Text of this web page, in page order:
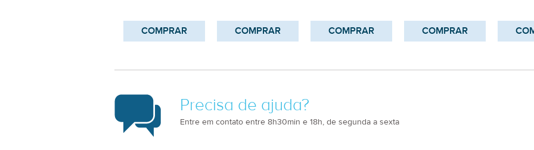
COMPRAR COMPRAR COMPRAR COMPRAR
Precisa de ajuda?
Entre em contato entre 8h30min e 18h, de segunda a sexta